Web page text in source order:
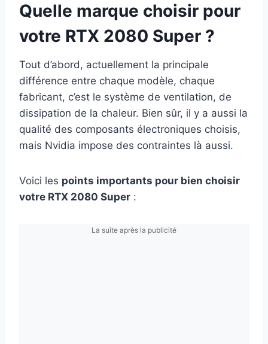
Quelle marque choisir pour
votre RTX 2080 Super ?
Tout d’abord, actuellement la principale
différence entre chaque modèle, chaque
fabricant, c’est le système de ventilation, de
dissipation de la chaleur. Bien sûr, il y a aussi la
qualité des composants électroniques choisis,
mais Nvidia impose des contraintes là aussi.
Voici les points importants pour bien choisir
votre RTX 2080 Super :
La suite après la publicité